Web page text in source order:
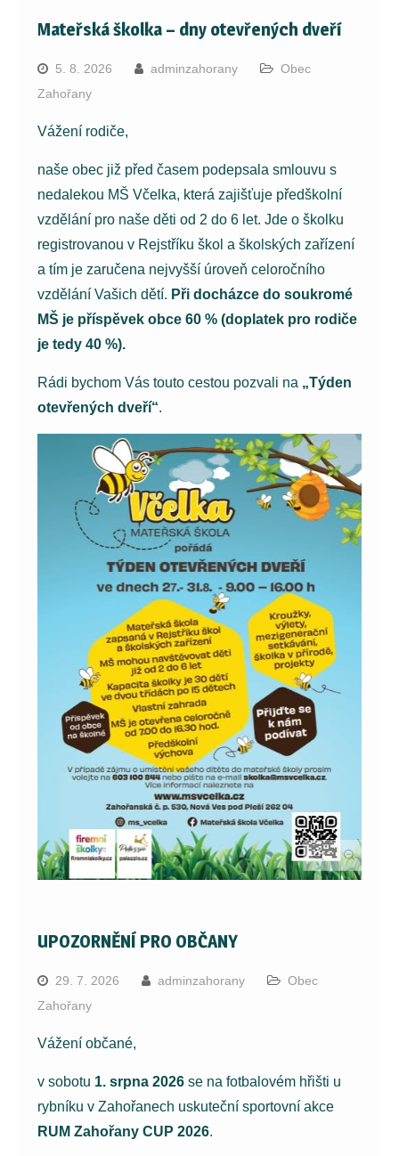
Mateřská školka – dny otevřených dveří
5. 8. 2026 adminzahorany
Obec
Zahořany
Vážení rodiče,
naše obec již před časem podepsala smlouvu s
nedalekou MŠ Včelka, která zajišťuje předškolní
vzdělání pro naše děti od 2 do 6 let. Jde o školku
registrovanou v Rejstříku škol a školských zařízení
a tím je zaručena nejvyšší úroveň celoročního
vzdělání Vašich dětí. Při docházce do soukromé
MŠ je příspěvek obce 60 % (doplatek pro rodiče
je tedy 40 %).
Rádi bychom Vás touto cestou pozvali na „Týden
otevřených dveří“.
UPOZORNĚNÍ PRO OBČANY
29. 7. 2026 adminzahorany
Obec
Zahořany
Vážení občané,
v sobotu 1. srpna 2026se na fotbalovém hřišti u
rybníku v Zahořanech uskuteční sportovní akce
RUM Zahořany CUP 2026.